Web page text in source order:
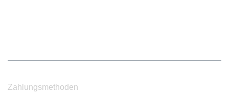
Zahlungsmethoden